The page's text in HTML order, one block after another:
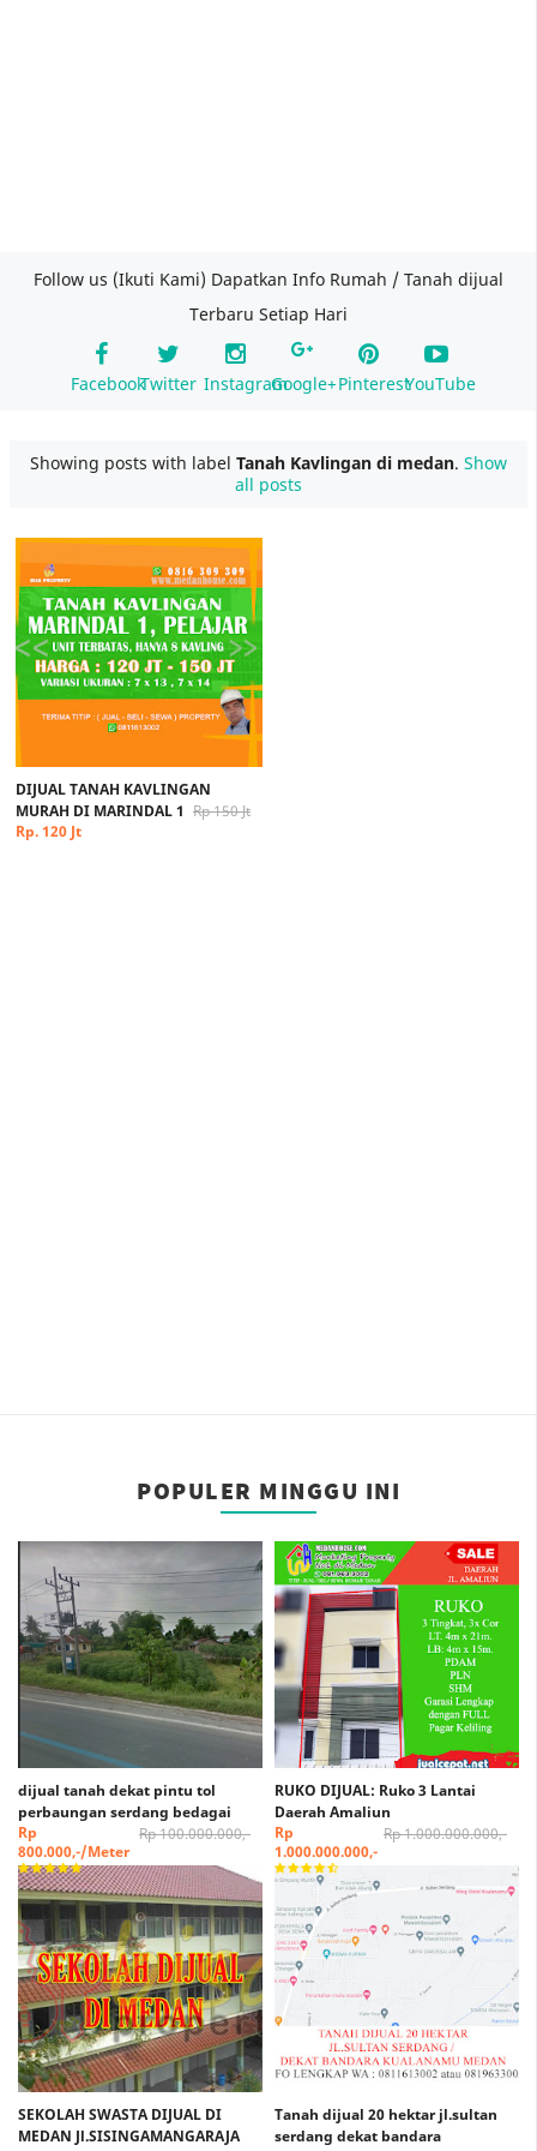
Follow us (Ikuti Kami) Dapatkan Info Rumah / Tanah dijual
Terbaru Setiap Hari
FacebookTwitter InstagramGoogle+PinterestYouTube
Showing posts with label Tanah Kavlingan di medan. Show
all posts
DIJUAL TANAH KAVLINGAN
MURAH DI MARINDAL 1 Rp 150 Jt
Rp. 120 Jt
POPULER MINGGU INI
dijual tanah dekat pintu tol
perbaungan serdang bedagai
Rp 100.000.000,-
Rp
800.000,-/Meter
RUKO DIJUAL: Ruko 3 Lantai
Daerah Amaliun
Rp 1.000.000.000,-
Rp
1.000.000.000,-
SEKOLAH SWASTA DIJUAL DI
MEDAN Jl.SISINGAMANGARAJA
Tanah dijual 20 hektar jl.sultan
serdang dekat bandara